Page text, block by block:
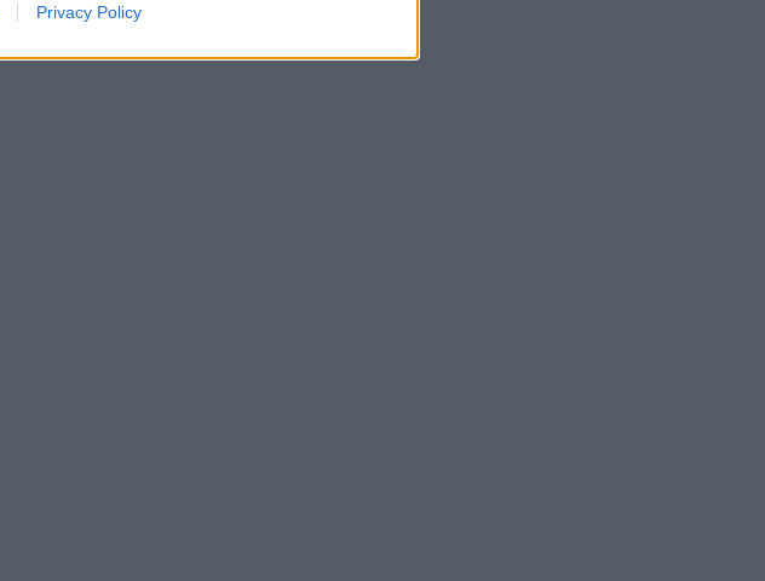
Privacy Policy